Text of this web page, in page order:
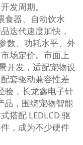
发周期。
食器、自动饮水
迭代速度加快，
数、功耗水平、外
场定价。市面上
开发，适配宠物设
套驱动兼容性差
验，长龙鑫电子针
品，围绕宠物智能
搭配 LEDLCD 驱
，成为不少硬件